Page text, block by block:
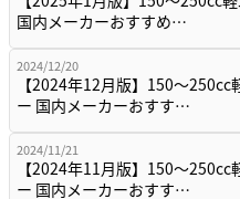
国内メーカーおすすめ…
2024/12/20
【2024年12月版】150～250cc
ー 国内メーカーおすす…
2024/11/21
【2024年11月版】150～250cc
ー 国内メーカーおすす…